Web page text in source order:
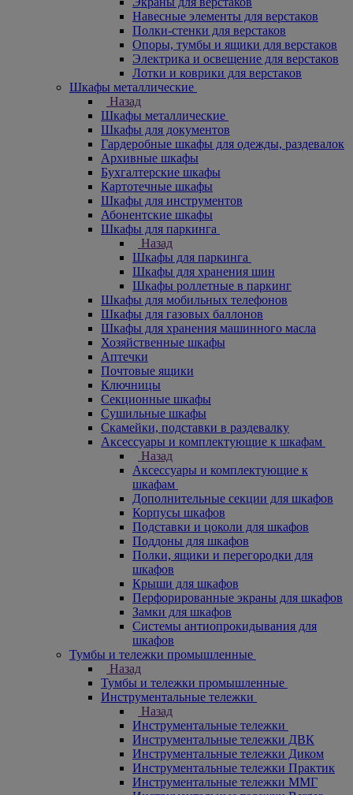
Навесные элементы для верстаков
Полки-стенки для верстаков
Опоры, тумбы и ящики для верстаков
Электрика и освещение для верстаков
Лотки и коврики для верстаков
Шкафы металлические
Назад
Шкафы металлические
Шкафы для документов
Гардеробные шкафы для одежды, раздевалок
Архивные шкафы
Бухгалтерские шкафы
Картотечные шкафы
Шкафы для инструментов
Абонентские шкафы
Шкафы для паркинга
Назад
Шкафы для паркинга
Шкафы для хранения шин
Шкафы роллетные в паркинг
Шкафы для мобильных телефонов
Шкафы для газовых баллонов
Шкафы для хранения машинного масла
Хозяйственные шкафы
Аптечки
Почтовые ящики
Ключницы
Секционные шкафы
Сушильные шкафы
Скамейки, подставки в раздевалку
Аксессуары и комплектующие к шкафам
Назад
Аксессуары и комплектующие к
шкафам
Дополнительные секции для шкафов
Корпусы шкафов
Подставки и цоколи для шкафов
Поддоны для шкафов
Полки, ящики и перегородки для
шкафов
Крыши для шкафов
Перфорированные экраны для шкафов
Замки для шкафов
Системы антиопрокидывания для
шкафов
Тумбы и тележки промышленные
Назад
Тумбы и тележки промышленные
Инструментальные тележки
Назад
Инструментальные тележки
Инструментальные тележки ДВК
Инструментальные тележки Диком
Инструментальные тележки Практик
Инструментальные тележки ММГ